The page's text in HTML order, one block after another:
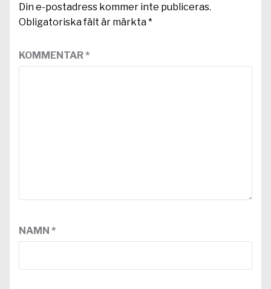
Din e-postadress kommer inte publiceras.
Obligatoriska fält är märkta*
KOMMENTAR*
NAMN *